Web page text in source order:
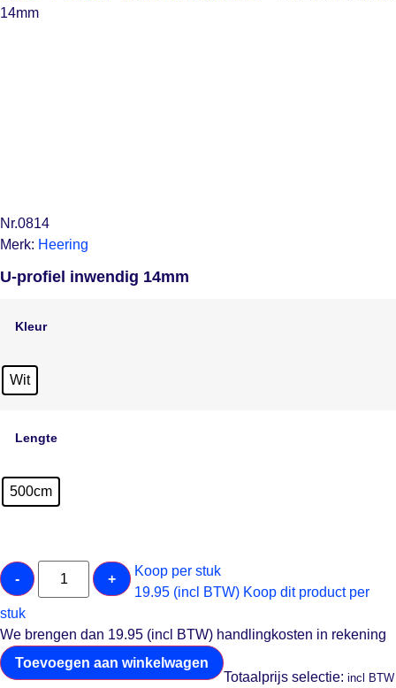
14mm
Nr.0814
Merk: Heering
U-profiel inwendig 14mm
Kleur
Wit
Lengte
500cm
- +
Koop per stuk
19.95 (incl BTW) Koop dit product per
stuk
We brengen dan 19.95 (incl BTW) handlingkosten in rekening
Toevoegen aan winkelwagen
Totaalprijs selectie: incl BTW